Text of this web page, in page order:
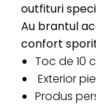
outfituri
Au brantul
confort
Toc de 10
Exterior
Produs